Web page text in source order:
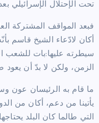
تحت الإحتلال الإسرائيلي بعد 26 سنة من
فبعد المواقف المشتركة
أكان لادّعاء الشيخ قاسم
سيطرته عليها:بات للشعب
الزمن، ولكن لا بدّ أن يعود
ما قام به الرئيسان عون
يأتينا من دعم، أكان من
التي طالما كان البلد